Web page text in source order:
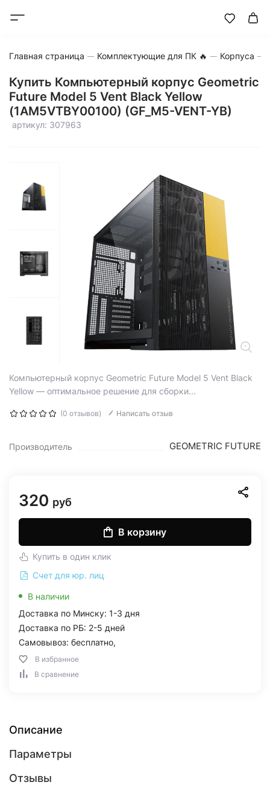
Главная страница Комплектующие для ПК 🔥 Корпуса
Купить Компьютерный корпус Geometric
Future Model 5 Vent Black Yellow
(1AM5VTBY00100) (GF_M5-VENT-YB)
артикул: 307963
Компьютерный корпус Geometric Future Model 5 Vent Black
Yellow — оптимальное решение для сборки...
(0 отзывов) Написать отзыв
Производитель GEOMETRIC FUTURE
320 руб
В корзину
Купить в один клик
Счет для юр. лиц
В наличии
Доставка по Минску: 1-3 дня
Доставка по РБ: 2-5 дней
Самовывоз: бесплатно,
В избранное
В сравнение
Описание
Параметры
Отзывы